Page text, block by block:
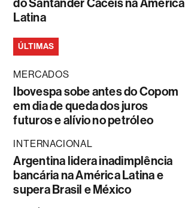
Latina
ÚLTIMAS
MERCADOS
Ibovespa sobe antes do Copom
em dia de queda dos juros
futuros e alívio no petróleo
INTERNACIONAL
Argentina lidera inadimplência
bancária na América Latina e
supera Brasil e México